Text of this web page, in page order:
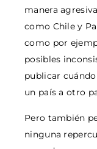
manera
como Chile y
como por
posibles
publicar
un país a otro
Pero también
ninguna